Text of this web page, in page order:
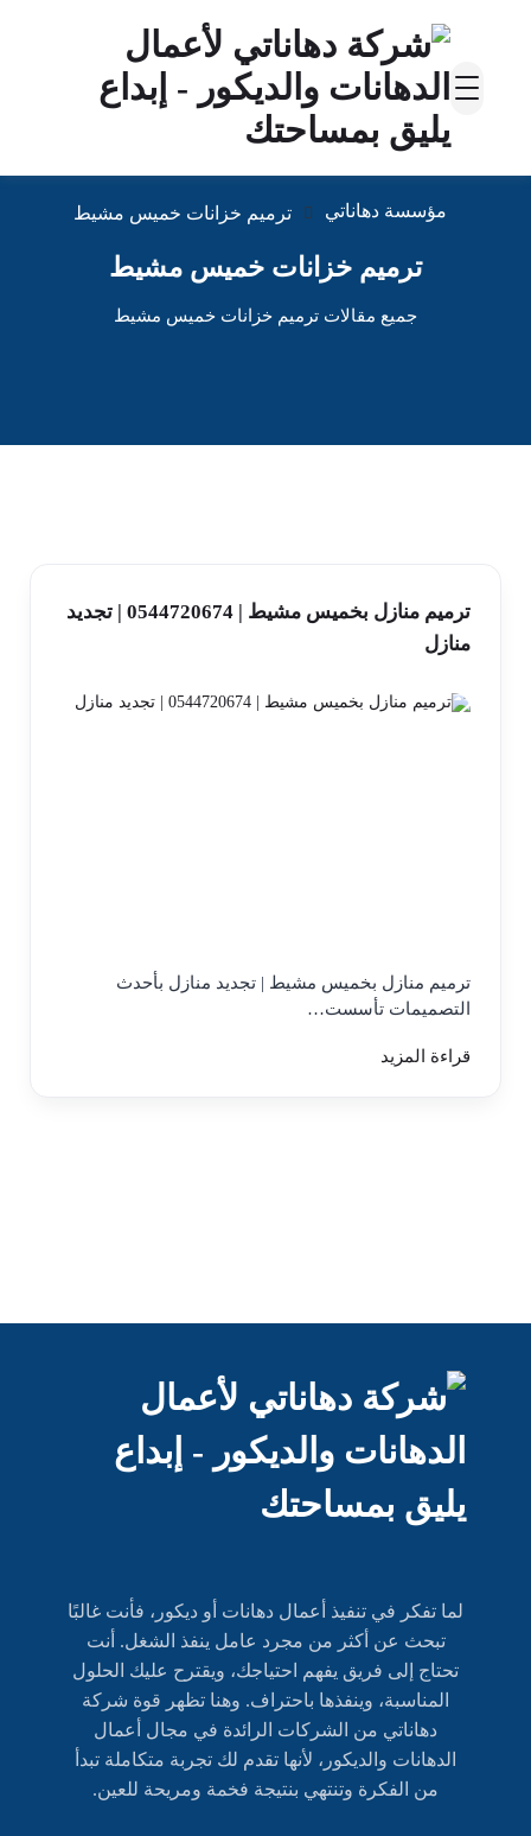
مؤسسة دهاناتي ترميم خزانات خميس مشيط
ترميم خزانات خميس مشيط
جميع مقالات ترميم خزانات خميس مشيط
ترميم منازل بخميس مشيط | 0544720674 | تجديد
منازل
ترميم منازل بخميس مشيط | تجديد منازل بأحدث
التصميمات تأسست…
قراءة المزيد
لما تفكر في تنفيذ أعمال دهانات أو ديكور، فأنت غالبًا
تبحث عن أكثر من مجرد عامل ينفذ الشغل. أنت
تحتاج إلى فريق يفهم احتياجك، ويقترح عليك الحلول
المناسبة، وينفذها باحتراف. وهنا تظهر قوة شركة
دهاناتي من الشركات الرائدة في مجال أعمال
الدهانات والديكور، لأنها تقدم لك تجربة متكاملة تبدأ
من الفكرة وتنتهي بنتيجة فخمة ومريحة للعين.